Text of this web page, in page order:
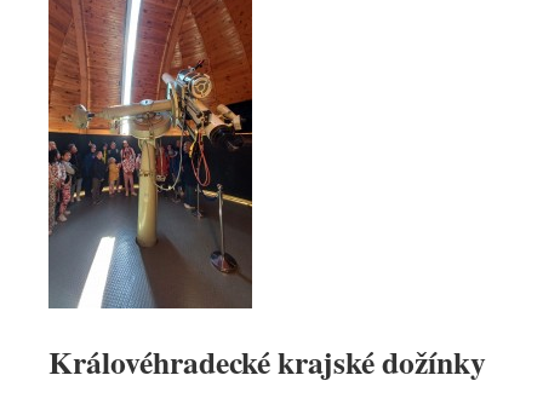
Královéhradecké krajské dožínky